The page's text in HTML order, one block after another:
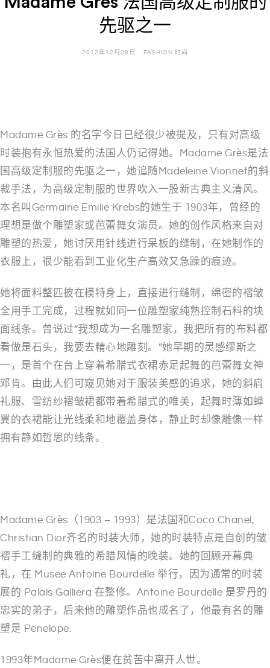
先驱之一
2012年12月28日 FASHION 时尚
Madame Grès 的名字今日已经很少被提及，只有对高级
时装抱有永恒热爱的法国人仍记得她。Madame Grès是法
国高级定制服的先驱之一，她追随Madeleine Vionnet的斜
裁手法，为高级定制服的世界吹入一股新古典主义清风。
本名叫Germaine Emilie Krebs的她生于 1903年，曾经的
理想是做个雕塑家或芭蕾舞女演员。她的创作风格来自对
雕塑的热爱，她讨厌用针线进行呆板的缝制，在她制作的
衣服上，很少能看到工业化生产高效又急躁的痕迹。
她将面料整匹披在模特身上，直接进行缝制，绵密的褶皱
全用手工完成，过程就如同一位雕塑家纯熟控制石料的块
面线条。曾说过“我想成为一名雕塑家，我把所有的布料都
看做是石头，我要去精心地雕刻。”她早期的灵感缪斯之
一，是首个在台上穿着希腊式衣裙赤足起舞的芭蕾舞女神
邓肯。由此人们可窥见她对于服装美感的追求，她的斜肩
礼服、雪纺纱褶皱裙都带着希腊式的唯美，起舞时薄如蝉
翼的衣裙能让光线柔和地覆盖身体，静止时却像雕像一样
拥有静如哲思的线条。
Madame Grès（1903 – 1993）是法国和Coco Chanel,
Christian Dior齐名的时装大师，她的时装特点是自创的皱
褶手工缝制的典雅的希腊风情的晚装。她的回顾开幕典
礼，在 Musee Antoine Bourdelle 举行，因为通常的时装
展的 Palais Galliera 在整修。Antoine Bourdelle 是罗丹的
忠实的弟子，后来他的雕塑作品也成名了，他最有名的雕
塑是 Penelope.
1993年Madame Grès便在贫苦中离开人世。